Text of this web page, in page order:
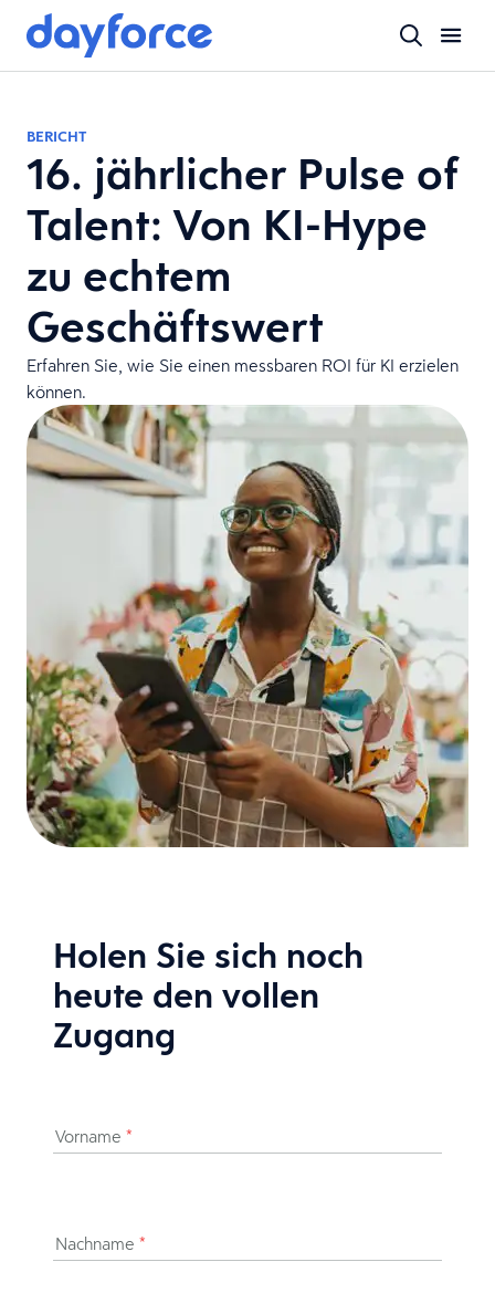
BERICHT
16. jährlicher Pulse of
Talent: Von KI-Hype
zu echtem
Geschäftswert
Erfahren Sie, wie Sie einen messbaren ROI für KI erzielen
können.
Holen Sie sich noch
heute den vollen
Zugang
Vorname *
Nachname *